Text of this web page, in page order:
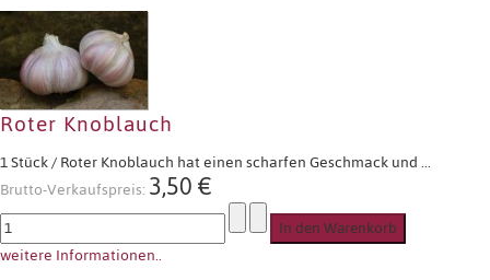
Roter Knoblauch
1 Stück / Roter Knoblauch hat einen scharfen Geschmack und ...
Brutto-Verkaufspreis:3,50 €
weitere Informationen..